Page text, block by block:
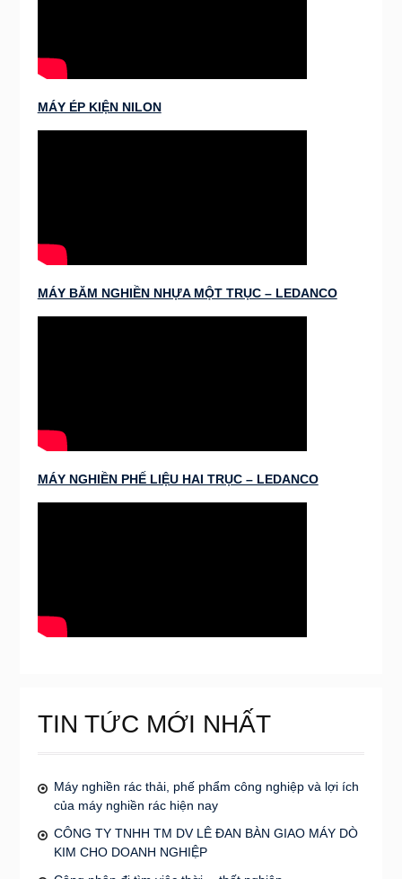
MÁY ÉP KIỆN NILON
MÁY BĂM NGHIỀN NHỰA MỘT TRỤC – LEDANCO
MÁY NGHIỀN PHẾ LIỆU HAI TRỤC – LEDANCO
TIN TỨC MỚI NHẤT
Máy nghiền rác thải, phế phẩm công nghiệp và lợi ích
của máy nghiền rác hiện nay
CÔNG TY TNHH TM DV LÊ ĐAN BÀN GIAO MÁY DÒ
KIM CHO DOANH NGHIỆP